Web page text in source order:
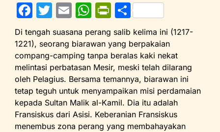
F
a
c
e
b
o
o
k
T
w
itt
er
E
m
ai
l
W
h
at
s
A
p
p
Pr
in
tF
ri
e
n
dl
y
S
h
ar
e
Di tengah suasana perang salib kelima ini (1217-
1221), seorang biarawan yang berpakaian
compang-camping tanpa beralas kaki nekat
melintasi perbatasan Mesir, meski telah dilarang
oleh Pelagius. Bersama temannya, biarawan ini
tetap teguh untuk menyampaikan misi perdamaian
kepada Sultan Malik al-Kamil. Dia itu adalah
Fransiskus dari Asisi. Keberanian Fransiskus
menembus zona perang yang membahayakan